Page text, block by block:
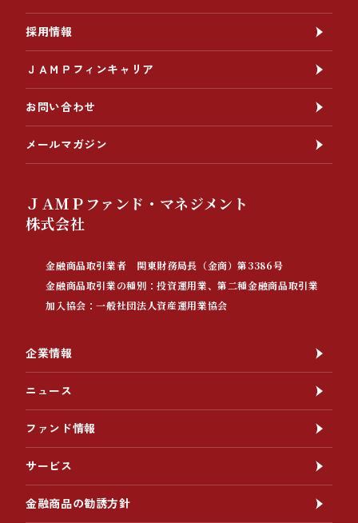
採用情報
ＪＡＭＰフィンキャリア
お問い合わせ
メールマガジン
ＪＡＭＰファンド・マネジメント
株式会社
金融商品取引業者 関東財務局長（金商）第3386号
金融商品取引業の種別：投資運用業、第二種金融商品取引業
加入協会：一般社団法人資産運用業協会
企業情報
ニュース
ファンド情報
サービス
金融商品の勧誘方針